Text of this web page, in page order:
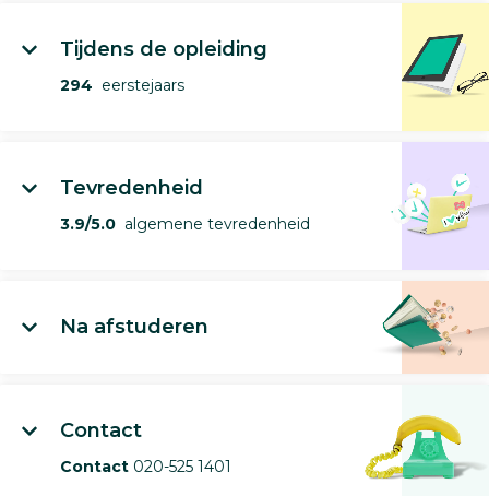
Tijdens de opleiding
294 eerstejaars
Tevredenheid
3.9/5.0 algemene tevredenheid
Na afstuderen
Contact
Contact 020-525 1401